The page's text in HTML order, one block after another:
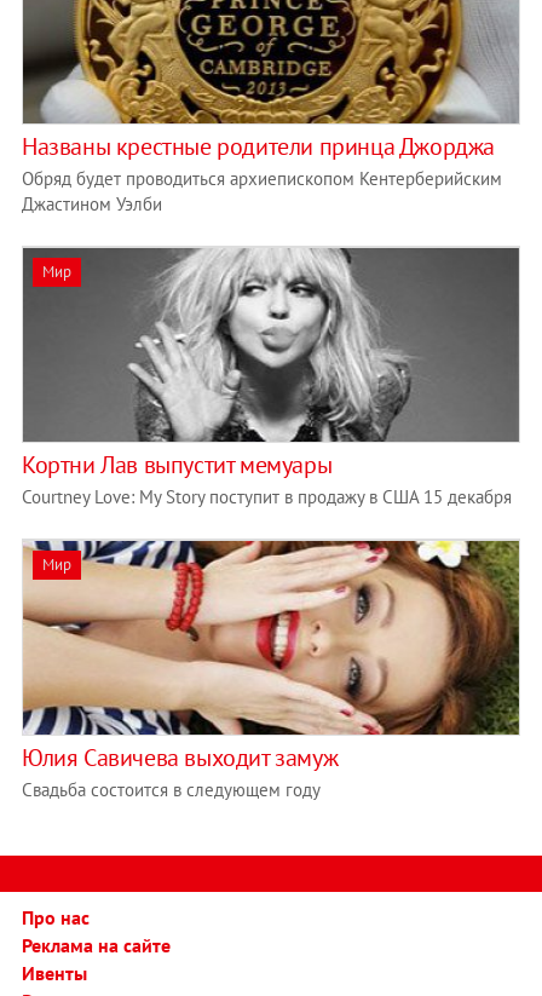
Названы крестные родители принца Джорджа
Обряд будет проводиться архиепископом Кентерберийским
Джастином Уэлби
Мир
Кортни Лав выпустит мемуары
Courtney Love: My Story поступит в продажу в США 15 декабря
Мир
Юлия Савичева выходит замуж
Свадьба состоится в следующем году
Про нас
Реклама на сайте
Ивенты